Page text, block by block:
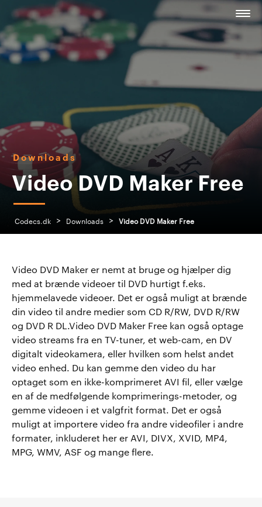
Downloads
Video DVD Maker Free
Codecs.dk > Downloads > Video DVD Maker Free
Video DVD Maker er nemt at bruge og hjælper dig
med at brænde videoer til DVD hurtigt f.eks.
hjemmelavede videoer. Det er også muligt at brænde
din video til andre medier som CD R/RW, DVD R/RW
og DVD R DL.Video DVD Maker Free kan også optage
video streams fra en TV-tuner, et web-cam, en DV
digitalt videokamera, eller hvilken som helst andet
video enhed. Du kan gemme den video du har
optaget som en ikke-komprimeret AVI fil, eller vælge
en af de medfølgende komprimerings-metoder, og
gemme videoen i et valgfrit format. Det er også
muligt at importere video fra andre videofiler i andre
formater, inkluderet her er AVI, DIVX, XVID, MP4,
MPG, WMV, ASF og mange flere.